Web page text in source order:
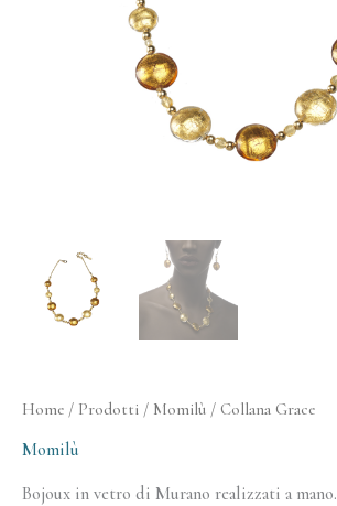
Home / Prodotti / Momilù / Collana Grace
Momilù
Bojoux in vetro di Murano realizzati a mano.